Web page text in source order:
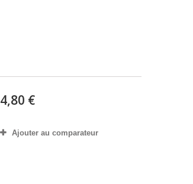
4,80 €
Ajouter au comparateur